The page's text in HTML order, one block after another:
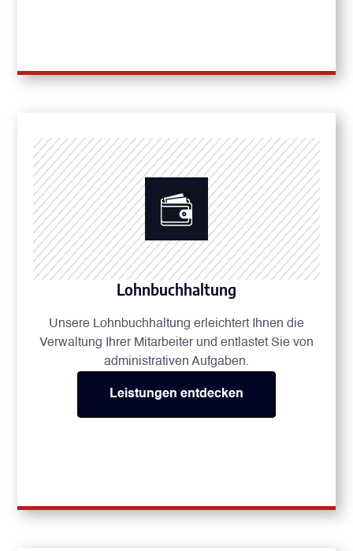
Lohnbuchhaltung
Unsere Lohnbuchhaltung erleichtert Ihnen die
Verwaltung Ihrer Mitarbeiter und entlastet Sie von
administrativen Aufgaben.
Leistungen entdecken